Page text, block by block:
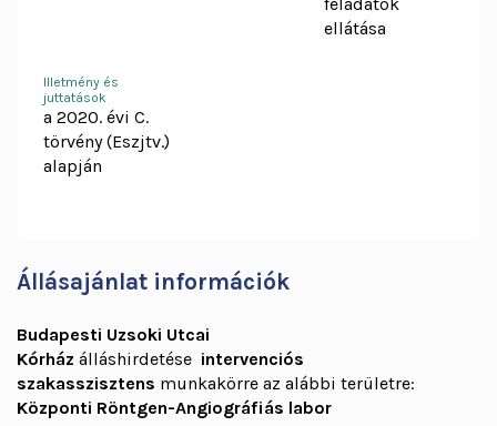
ellátása
Illetmény és
juttatások
a 2020. évi C.
törvény (Eszjtv.)
alapján
Állásajánlat információk
Budapesti Uzsoki Utcai
Kórház álláshirdetése intervenciós
szakasszisztens munkakörre az alábbi területre:
Központi Röntgen-Angiográfiás labor